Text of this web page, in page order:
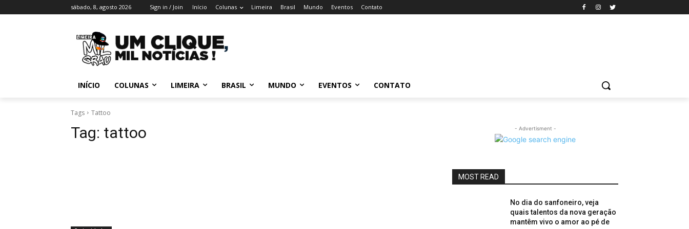
sábado, 8, agosto 2026 Sign in / Join Início Colunas Limeira Brasil Mundo Eventos Contato
INÍCIO COLUNAS LIMEIRA BRASIL MUNDO EVENTOS CONTATO
Tags Tattoo
Tag: tattoo - Advertisment -
MOST READ
No dia do sanfoneiro, veja
quais talentos da nova geração
mantêm vivo o amor ao pé de